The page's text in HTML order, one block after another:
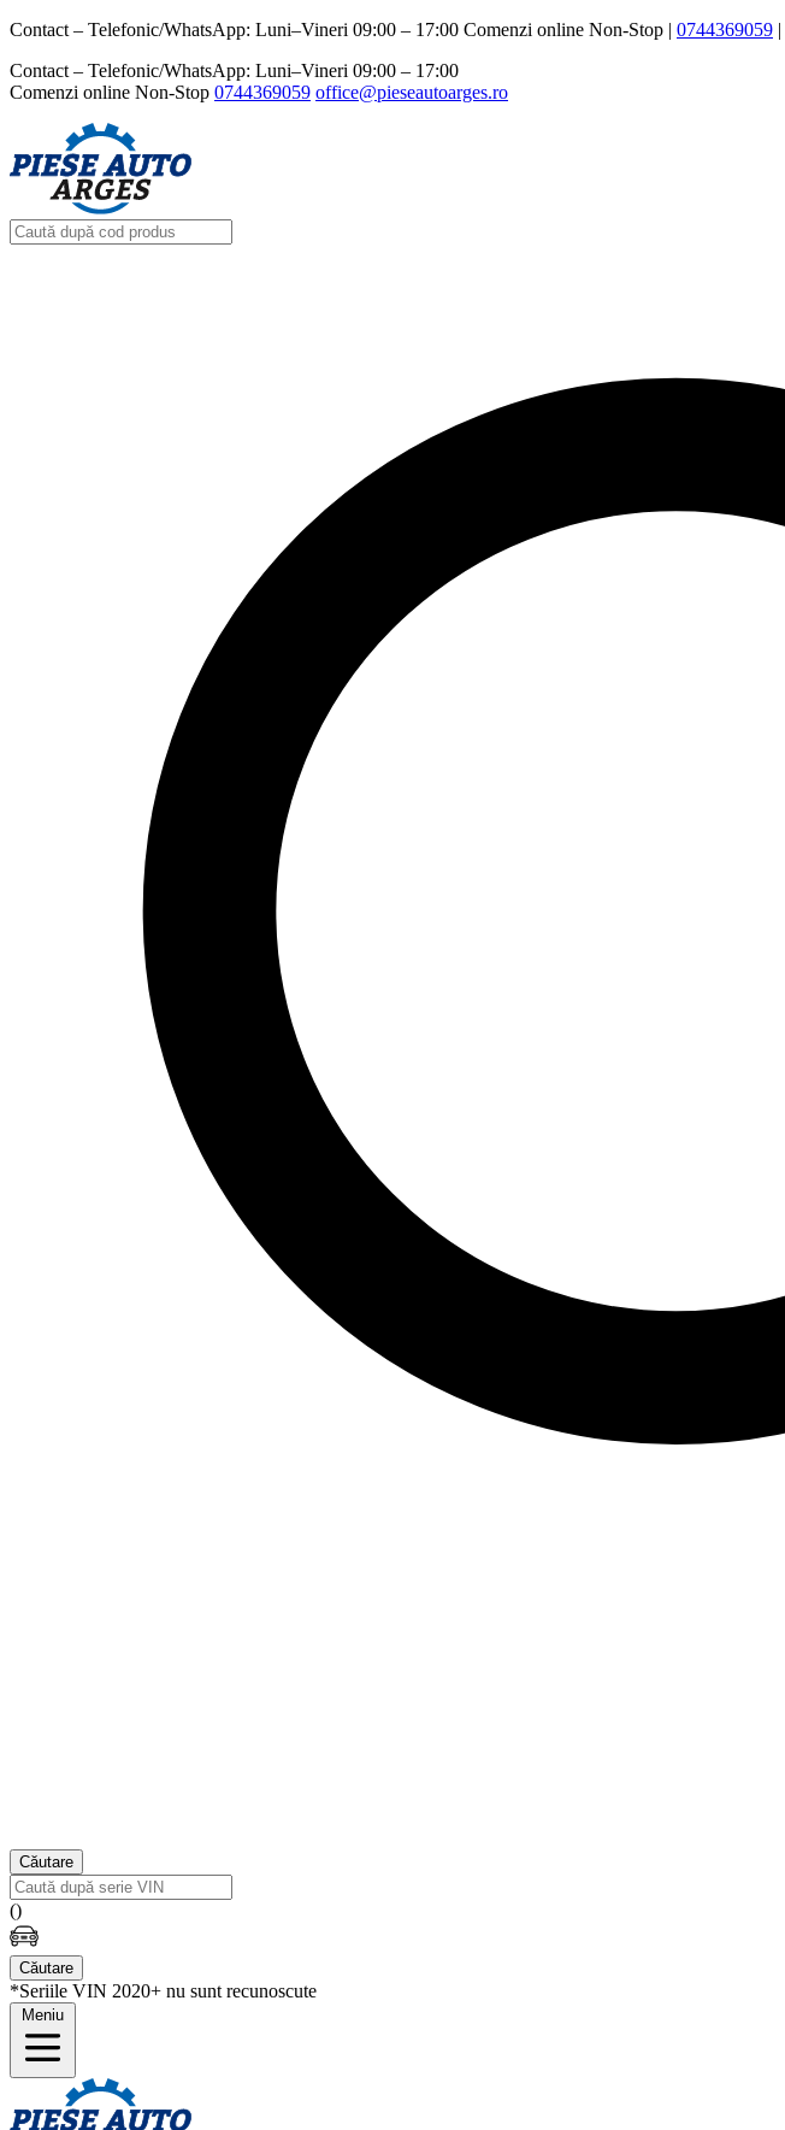
Contact – Telefonic/WhatsApp: Luni–Vineri 09:00 – 17:00 Comenzi online Non-Stop | 0744369059‬ |
Contact – Telefonic/WhatsApp: Luni–Vineri 09:00 – 17:00
Comenzi online Non-Stop 0744369059‬ office@pieseautoarges.ro
Căutare
()
Căutare
*Seriile VIN 2020+ nu sunt recunoscute
Meniu